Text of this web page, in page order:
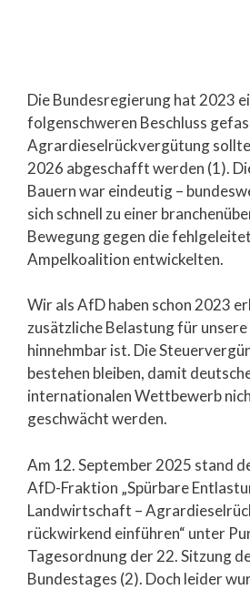
Die Bundesregierung hat 2023
folgenschweren Beschluss
Agrardieselrückvergütung
2026 abgeschafft werden (1).
Bauern war eindeutig –
sich schnell zu einer
Bewegung gegen die
Ampelkoalition entwickelten.
Wir als AfD haben schon 2023
zusätzliche Belastung für
hinnehmbar ist. Die
bestehen bleiben, damit
internationalen Wettbewerb
geschwächt werden.
Am 12. September 2025 stand
AfD-Fraktion „Spürbare
Landwirtschaft –
rückwirkend einführen“ unter
Tagesordnung der 22. Sitzung
Bundestages (2). Doch leider